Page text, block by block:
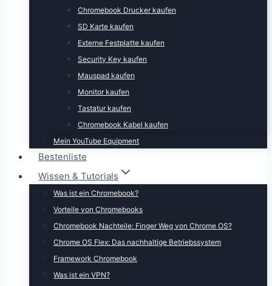
Chromebook Drucker kaufen
SD Karte kaufen
Externe Festplatte kaufen
Security Key kaufen
Mauspad kaufen
Monitor kaufen
Tastatur kaufen
Chromebook Kabel kaufen
Mein YouTube Equipment
Bestenliste
Wissen & Tutorials
Was ist ein Chromebook?
Vorteile von Chromebooks
Chromebook Nachteile: Finger Weg von Chrome OS?
Chrome OS Flex: Das nachhaltige Betriebssystem
Framework Chromebook
Was ist ein VPN?